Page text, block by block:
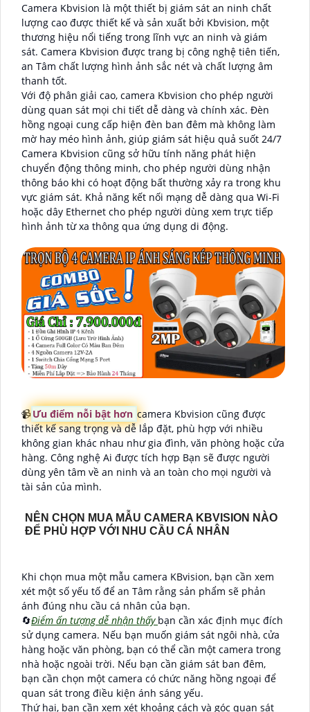
Camera Kbvision là một thiết bị giám sát an ninh chất
lượng cao được thiết kế và sản xuất bởi Kbvision, một
thương hiệu nổi tiếng trong lĩnh vực an ninh và giám
sát. Camera Kbvision được trang bị công nghệ tiên tiến,
an Tâm chất lượng hình ảnh sắc nét và chất lượng âm
thanh tốt.
Với độ phân giải cao, camera Kbvision cho phép người
dùng quan sát mọi chi tiết dễ dàng và chính xác. Đèn
hồng ngoại cung cấp hiện đèn ban đêm mà không làm
mờ hay méo hình ảnh, giúp giám sát hiệu quả suốt 24/7
Camera Kbvision cũng sở hữu tính năng phát hiện
chuyển động thông minh, cho phép người dùng nhận
thông báo khi có hoạt động bất thường xảy ra trong khu
vực giám sát. Khả năng kết nối mạng dễ dàng qua Wi-Fi
hoặc dây Ethernet cho phép người dùng xem trực tiếp
hình ảnh từ xa thông qua ứng dụng di động.
📹 Ưu điểm nỗi bật hơn camera Kbvision cũng được
thiết kế sang trọng và dễ lắp đặt, phù hợp với nhiều
không gian khác nhau như gia đình, văn phòng hoặc cửa
hàng. Công nghệ Ai được tích hợp Bạn sẽ được người
dùng yên tâm về an ninh và an toàn cho mọi người và
tài sản của mình.
NÊN CHỌN MUA MẪU CAMERA KBVISION NÀO
ĐỂ PHÙ HỢP VỚI NHU CẦU CÁ NHÂN
Khi chọn mua một mẫu camera KBvision, bạn cần xem
xét một số yếu tố để an Tâm rằng sản phẩm sẽ phản
ánh đúng nhu cầu cá nhân của bạn.
🔄Điểm ấn tượng dễ nhận thấy bạn cần xác định mục đích
sử dụng camera. Nếu bạn muốn giám sát ngôi nhà, cửa
hàng hoặc văn phòng, bạn có thể cần một camera trong
nhà hoặc ngoài trời. Nếu bạn cần giám sát ban đêm,
bạn cần chọn một camera có chức năng hồng ngoại để
quan sát trong điều kiện ánh sáng yếu.
Thứ hai, bạn cần xem xét khoảng cách và góc quan sát